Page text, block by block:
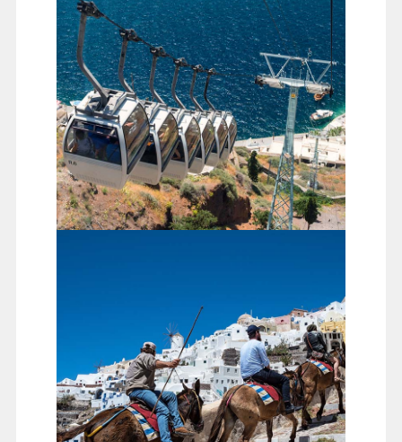
纜車至舊港（高空眺望美麗舊港碼頭與之字型階梯)，再
由舊港碼頭★騎乘驢子上到山崖上，是難得的體驗(驢子
走在之字型的階梯，可以從不同角度看舊港，也可感受
驢子相互搶頭彩的刺激）